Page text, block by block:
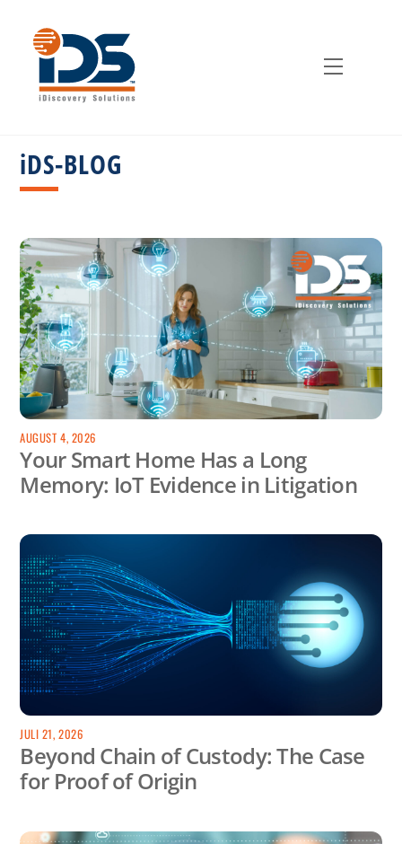
Inhalt
springen
iDS-BLOG
AUGUST 4, 2026
Your Smart Home Has a Long
Memory: IoT Evidence in Litigation
JULI 21, 2026
Beyond Chain of Custody: The Case
for Proof of Origin